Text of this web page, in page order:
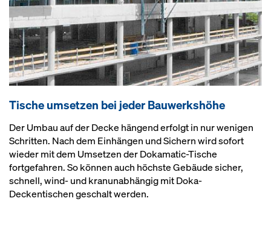
Ti­sche um­set­zen bei je­der Bau­werks­höhe
Der Umbau auf der Decke hängend erfolgt in nur wenigen
Schritten. Nach dem Einhängen und Sichern wird sofort
wieder mit dem Umsetzen der Dokamatic-Tische
fortgefahren. So können auch höchste Gebäude sicher,
schnell, wind- und kranunabhängig mit Doka-
Deckentischen geschalt werden.